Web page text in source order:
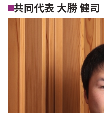
共同代表 大勝 健司